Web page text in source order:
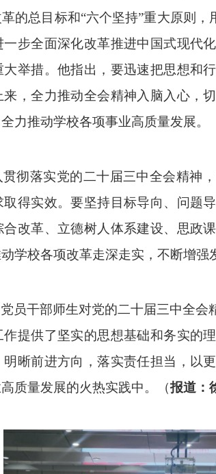
的总目标和“六个坚持”重大原则，
步全面深化改革推进中国式现代
举措。他指出，要迅速把思想和
，全力推动全会精神入脑入心，
力推动学校各项事业高质量发展。
贯彻落实党的二十届三中全会精神
得实效。要坚持目标导向、问题
改革、立德树人体系建设、思政
学校各项改革走深走实，不断增强
员干部师生对党的二十届三中全会
作提供了坚实的思想基础和务实的
明晰前进方向，落实责任担当 ，以
质量发展的火热实践中。 （报道：